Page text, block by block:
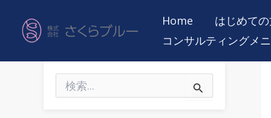
Home
はじめて
コンサルティングメ
索